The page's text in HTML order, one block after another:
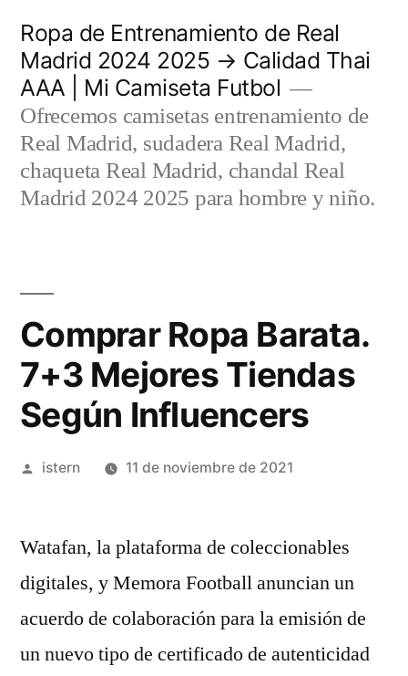
contenido
Ropa de Entrenamiento de Real
Madrid 2024 2025 → Calidad Thai
AAA | Mi Camiseta Futbol
Ofrecemos camisetas entrenamiento de
Real Madrid, sudadera Real Madrid,
chaqueta Real Madrid, chandal Real
Madrid 2024 2025 para hombre y niño.
Comprar Ropa Barata.
7+3 Mejores Tiendas
Según Influencers
Publicado
istern 11 de noviembre de 2021
Watafan, la plataforma de coleccionables
digitales, y Memora Football anuncian un
acuerdo de colaboración para la emisión de
un nuevo tipo de certificado de autenticidad